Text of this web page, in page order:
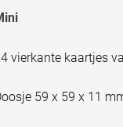
vierkante kaartjes
59 x 59 x 11